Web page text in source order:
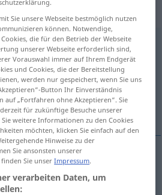
: Maskulinum
anklicken/antippen)
Sie unsere Webseite bestmöglich nutzen
können. Notwendige,
die für den Betrieb der Webseite
unserer Webseite erforderlich sind,
Vorauswahl immer auf Ihrem Endgerät
und Cookies, die der Bereitstellung
werden nur gespeichert, wenn Sie uns
Button Ihr Einverständnis
auf „Fortfahren ohne Akzeptieren“. Sie
für zukünftige Besuche unserer
weitere Informationen zu den Cookies
möchten, klicken Sie einfach auf den
Hinweise zu der
Sie ansonsten unserer
finden Sie unserImpressum.
verarbeiten Daten, um